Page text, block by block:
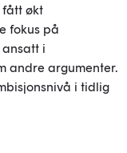
fått økt
fokus på
i
andre argumenter.
i tidlig